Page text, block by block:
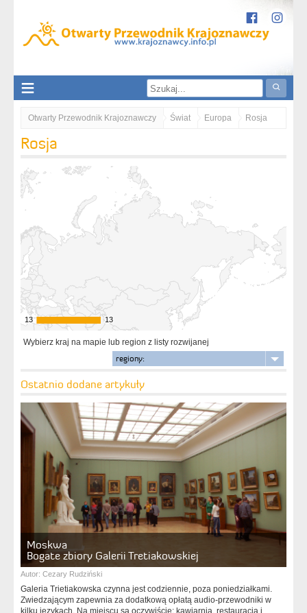
Otwarty Przewodnik Krajoznawczy Świat Europa Rosja
Moskwa
Rosja
13
13 13
13
Wybierz kraj na mapie lub region z listy rozwijanej
regiony:
Ostatnio dodane artykuły
Moskwa
Bogate zbiory Galerii Tretiakowskiej
Autor: Cezary Rudziński
Galeria Trietiakowska czynna jest codziennie, poza poniedziałkami.
Zwiedzającym zapewnia za dodatkową opłatą audio-przewodniki w
kilku językach. Na miejscu są oczywiście: kawiarnia, restauracja i